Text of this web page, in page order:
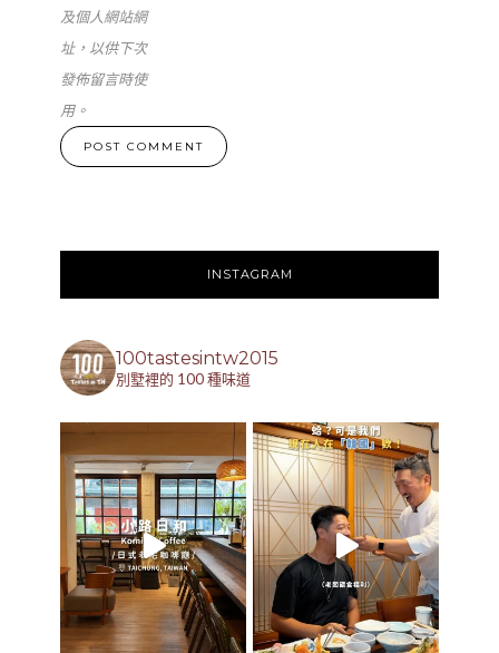
及個人網站網
址，以供下次
發佈留言時使
用。
INSTAGRAM
100tastesintw2015
別墅裡的 100 種味道